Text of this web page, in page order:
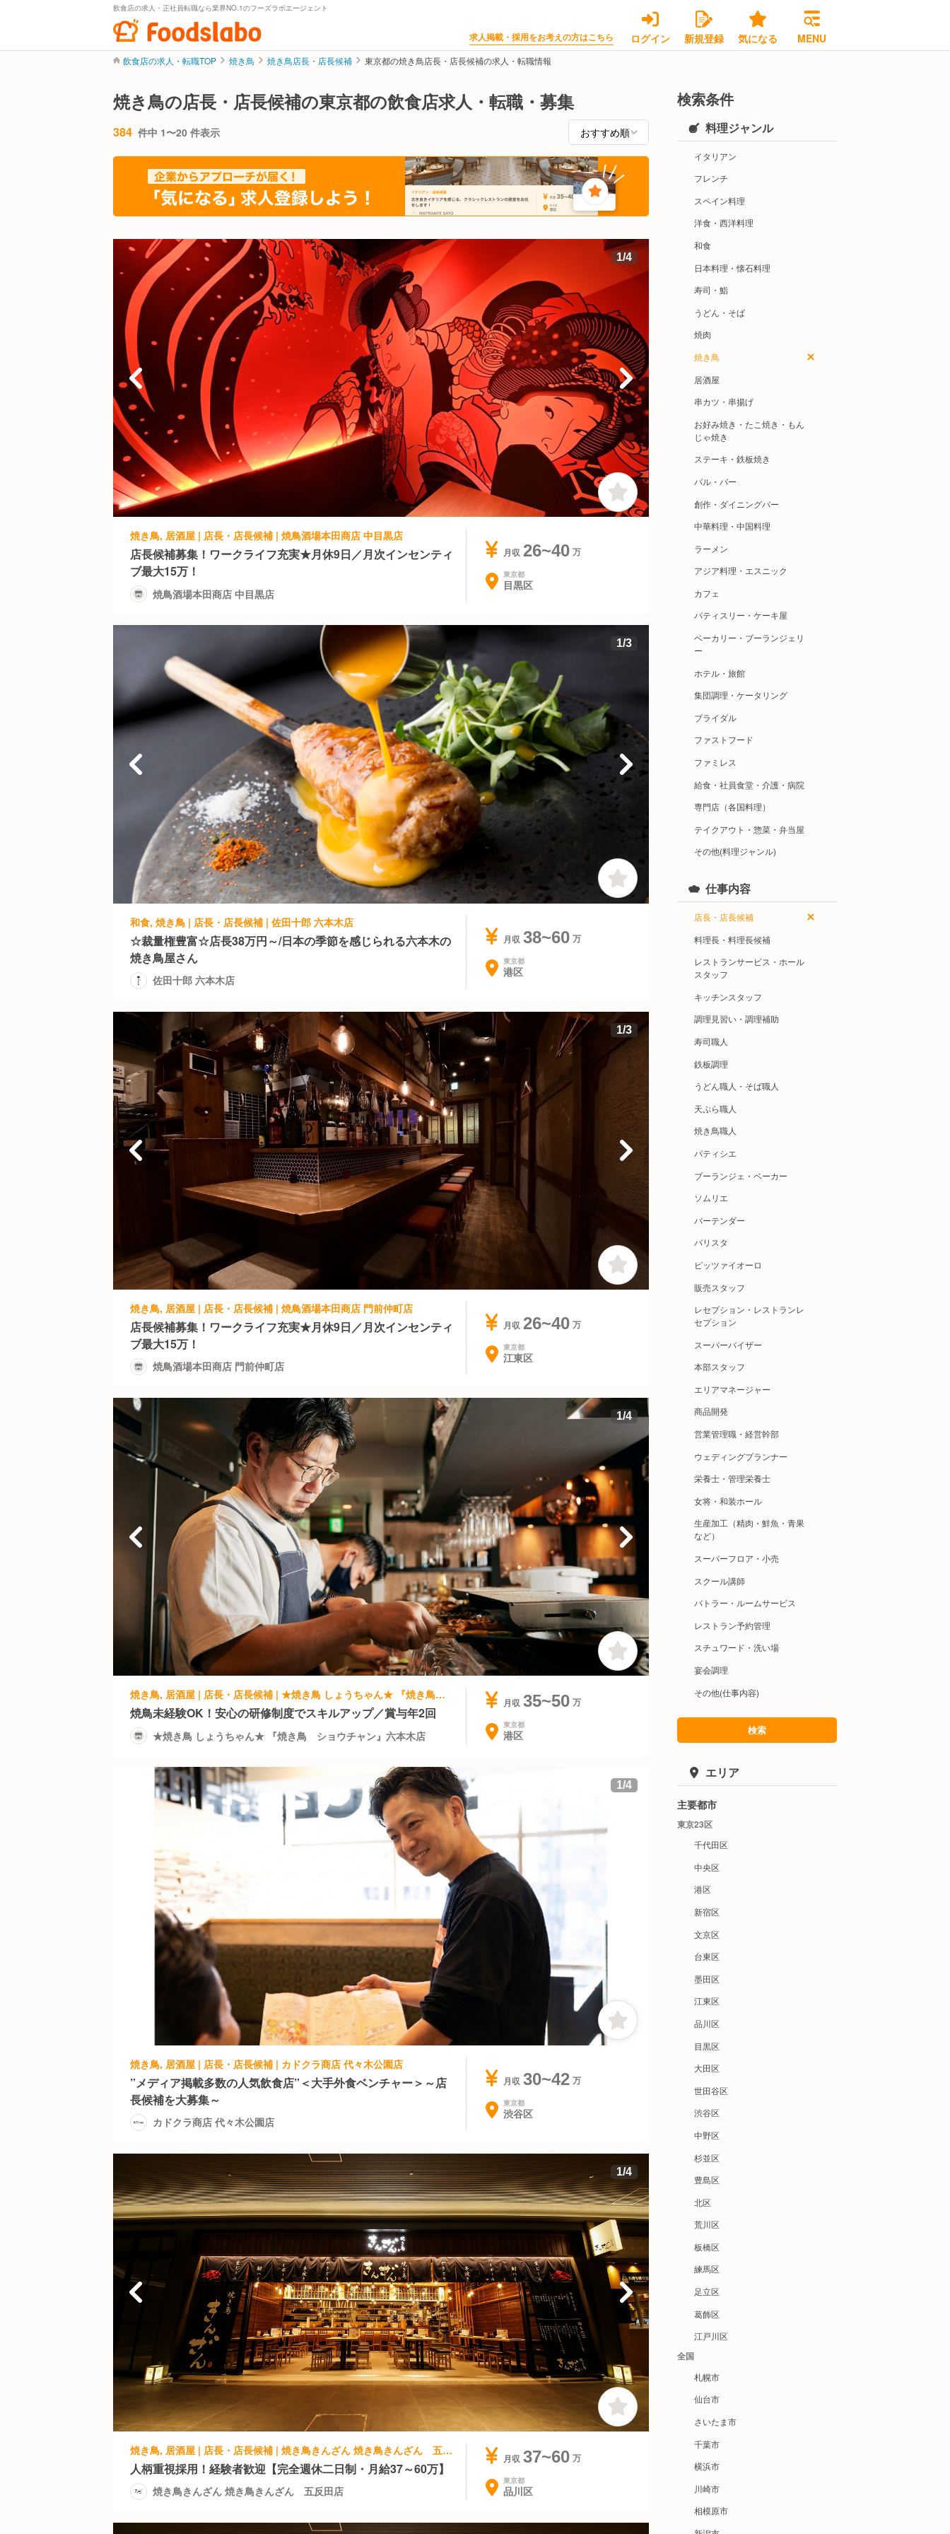
飲食店の求人・正社員転職なら業界NO.1のフーズラボエージェント
求人掲載・採用をお考えの方はこちら ログイン 新規登録 気になる MENU
飲食店の求人・転職TOP 焼き鳥 焼き鳥店長・店長候補 東京都の焼き鳥店長・店長候補の求人・転職情報
焼き鳥の店長・店長候補の東京都の飲食店求人・転職・募集
384 件中 1〜20 件表示
1/4
焼き鳥, 居酒屋 | 店長・店長候補 | 焼鳥酒場本田商店 中目黒店
店長候補募集！ワークライフ充実★月休9日／月次インセンティ
ブ最大15万！
焼鳥酒場本田商店 中目黒店
月収 26~40
東京都
目黒区
1/3
和食, 焼き鳥 | 店長・店長候補 | 佐田十郎 六本木店
☆裁量権豊富☆店長38万円～/日本の季節を感じられる六本木の
焼き鳥屋さん
佐田十郎 六本木店
月収 38~60
東京都
港区
1/3
焼き鳥, 居酒屋 | 店長・店長候補 | 焼鳥酒場本田商店 門前仲町店
店長候補募集！ワークライフ充実★月休9日／月次インセンティ
ブ最大15万！
焼鳥酒場本田商店 門前仲町店
月収 26~40
東京都
江東区
1/4
焼き鳥, 居酒屋 | 店長・店長候補 | ★焼き鳥 しょうちゃん★ 『焼き鳥 ショウチャン』六本木店
焼鳥未経験OK！安心の研修制度でスキルアップ／賞与年2回
★焼き鳥 しょうちゃん★ 『焼き鳥 ショウチャン』六本木店
月収 35~50
東京都
港区
1/4
焼き鳥, 居酒屋 | 店長・店長候補 | カドクラ商店 代々木公園店
”メディア掲載多数の人気飲食店”＜大手外食ベンチャー＞～店
長候補を大募集～
カドクラ商店 代々木公園店
月収 30~42
東京都
渋谷区
1/4
焼き鳥, 居酒屋 | 店長・店長候補 | 焼き鳥きんざん 焼き鳥きんざん 五反田店
人柄重視採用！経験者歓迎【完全週休二日制・月給37～60万】
焼き鳥きんざん 焼き鳥きんざん 五反田店
月収 37~60
東京都
品川区
検索条件
料理ジャンル
イタリアン
フレンチ
スペイン料理
洋食・西洋料理
和食
日本料理・懐石料理
寿司・鮨
うどん・そば
焼肉
焼き鳥
居酒屋
串カツ・串揚げ
お好み焼き・たこ焼き・もん
じゃ焼き
ステーキ・鉄板焼き
バル・バー
創作・ダイニングバー
中華料理・中国料理
ラーメン
アジア料理・エスニック
カフェ
パティスリー・ケーキ屋
ベーカリー・ブーランジェリ
ー
ホテル・旅館
集団調理・ケータリング
ブライダル
ファストフード
ファミレス
給食・社員食堂・介護・病院
専門店（各国料理）
テイクアウト・惣菜・弁当屋
その他(料理ジャンル)
仕事内容
店長・店長候補
料理長・料理長候補
レストランサービス・ホール
スタッフ
キッチンスタッフ
調理見習い・調理補助
寿司職人
鉄板調理
うどん職人・そば職人
天ぷら職人
焼き鳥職人
パティシエ
ブーランジェ・ベーカー
ソムリエ
バーテンダー
バリスタ
ピッツァイオーロ
販売スタッフ
レセプション・レストランレ
セプション
スーパーバイザー
本部スタッフ
エリアマネージャー
商品開発
営業管理職・経営幹部
ウェディングプランナー
栄養士・管理栄養士
女将・和装ホール
生産加工（精肉・鮮魚・青果
など）
スーパーフロア・小売
スクール講師
バトラー・ルームサービス
レストラン予約管理
スチュワード・洗い場
宴会調理
その他(仕事内容)
検索
エリア
主要都市
東京23区
千代田区
中央区
港区
新宿区
文京区
台東区
墨田区
江東区
品川区
目黒区
大田区
世田谷区
渋谷区
中野区
杉並区
豊島区
北区
荒川区
板橋区
練馬区
足立区
葛飾区
江戸川区
全国
札幌市
仙台市
さいたま市
千葉市
横浜市
川崎市
相模原市